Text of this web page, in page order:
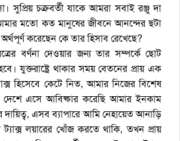
সুপ্রিয় চক্রবর্তী যাকে আমরা সবাই রঞ্জু দা
মতো কত মানুষের জীবনে আনন্দের ছটা
করেছেন কে তার হিসাব রেখেছে?
বর্ণনা দেওয়ার জন্য তার সম্পর্কে ছোট
যুক্তরাষ্ট্রে থাকার সময় বেতনের প্রায় এক
হিসেবে কেটে নিত, আমার নিজের বিশেষ
দেশে এসে আবিষ্কার করেছি আমার ইনকাম
দায়িত্ব, এসব ব্যাপারে আমি নেহায়েত আনাড়ি
লয়ারের খোঁজ করতে থাকি, তখন প্রায়